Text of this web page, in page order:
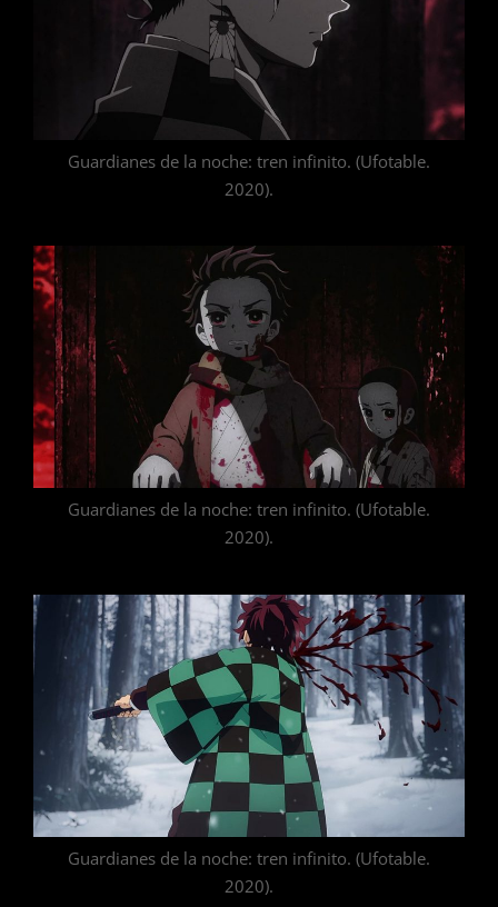
Guardianes de la noche: tren infinito. (Ufotable.
2020).
Guardianes de la noche: tren infinito. (Ufotable.
2020).
Guardianes de la noche: tren infinito. (Ufotable.
2020).